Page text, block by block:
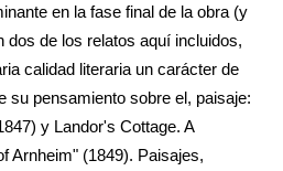
en la fase final de la obra (y
dos de los relatos aquí incluidos,
calidad literaria un carácter de
su pensamiento sobre el, paisaje:
y Landor's Cottage. A
Arnheim" (1849). Paisajes,